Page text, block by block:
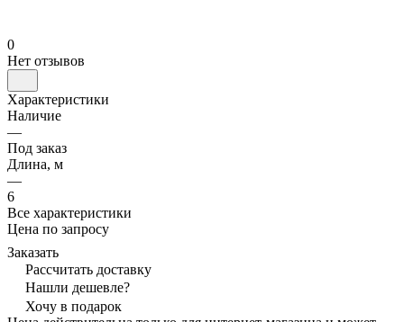
0
Нет отзывов
Характеристики
Наличие
—
Под заказ
Длина, м
—
6
Все характеристики
Цена по запросу
Заказать
Рассчитать доставку
Нашли дешевле?
Хочу в подарок